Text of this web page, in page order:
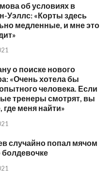
об условиях в
Уэллс: «Корты здесь
медленные, и мне это
о поиске нового
«Очень хотела бы
человека. Если
тренеры смотрят, вы
где меня найти»
случайно попал мячом
болдевочке